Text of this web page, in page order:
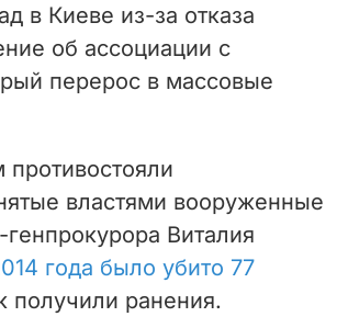
в Киеве из-за отказа
об ассоциации с
перерос в массовые
властями вооруженные
Виталия
года было убито 77
получили ранения.